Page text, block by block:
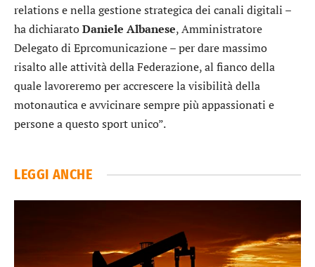
relations e nella gestione strategica dei canali digitali –
ha dichiaratoDaniele Albanese, Amministratore
Delegato di Eprcomunicazione – per dare massimo
risalto alle attività della Federazione, al fianco della
quale lavoreremo per accrescere la visibilità della
motonautica e avvicinare sempre più appassionati e
persone a questo sport unico”.
LEGGI ANCHE